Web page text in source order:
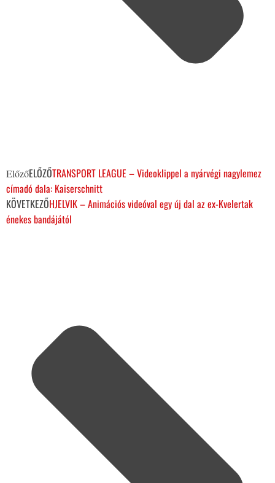
ElőzőELŐZŐTRANSPORT LEAGUE – Videoklippel a nyárvégi nagylemez
címadó dala: Kaiserschnitt
KÖVETKEZŐHJELVIK – Animációs videóval egy új dal az ex-Kvelertak
énekes bandájától